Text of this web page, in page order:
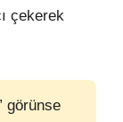
çekerek
görünse